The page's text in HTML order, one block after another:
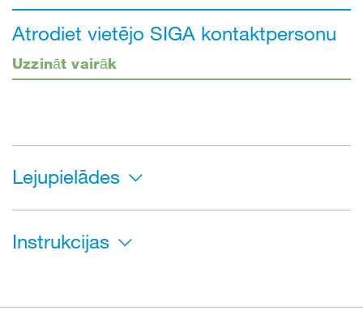
Atrodiet vietējo SIGA kontaktpersonu
Uzzināt vairāk
Lejupielādes
Instrukcijas